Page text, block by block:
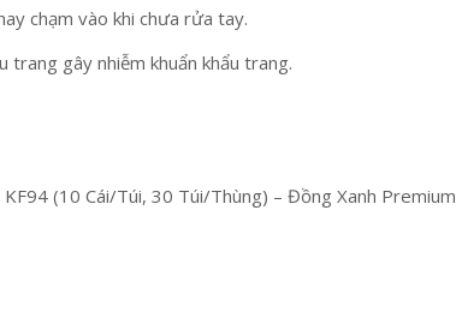
chạm vào khi chưa rửa tay.
gây nhiễm khuẩn khẩu trang.
(10 Cái/Túi, 30 Túi/Thùng) – Đồng Xanh Premium